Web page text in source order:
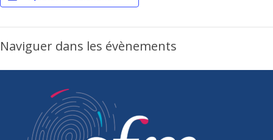
Naviguer dans les évènements